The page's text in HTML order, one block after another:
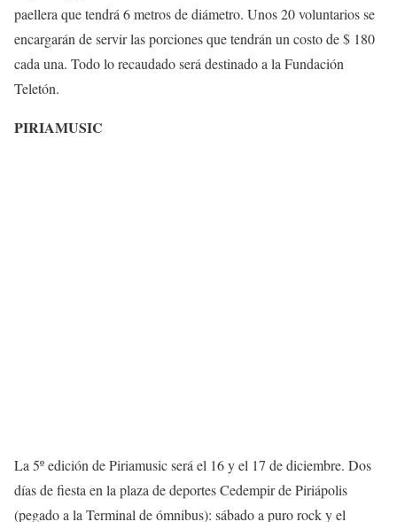
paellera que tendrá 6 metros de diámetro. Unos 20 voluntarios se
encargarán de servir las porciones que tendrán un costo de $ 180
cada una. Todo lo recaudado será destinado a la Fundación
Teletón.
PIRIAMUSIC
La 5º edición de Piriamusic será el 16 y el 17 de diciembre. Dos
días de fiesta en la plaza de deportes Cedempir de Piriápolis
(pegado a la Terminal de ómnibus): sábado a puro rock y el